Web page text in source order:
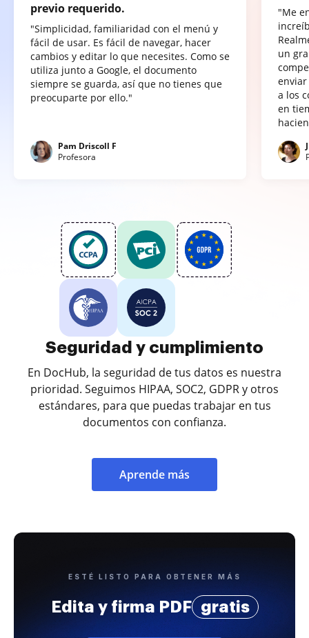
previo requerido.
"Simplicidad, familiaridad con el menú y
fácil de usar. Es fácil de navegar, hacer
cambios y editar lo que necesites. Como se
utiliza junto a Google, el documento
siempre se guarda, así que no tienes que
preocuparte por ello."
Pam Driscoll F
Profesora
"Me
un
a los
en
Seguridad y cumplimiento
En DocHub, la seguridad de tus datos es nuestra
prioridad. Seguimos HIPAA, SOC2, GDPR y otros
estándares, para que puedas trabajar en tus
documentos con confianza.
Aprende más
ESTÉ LISTO PARA OBTENER MÁS
Edita y firma PDF gratis